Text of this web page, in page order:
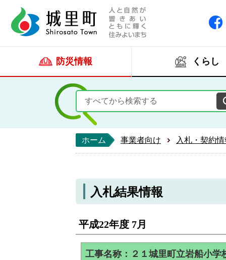
防災情報 くらし
ホーム 事業者向け 入札・契約
入札結果情報
平成22年度 7月
工事名称：２１城里町立岩船小学